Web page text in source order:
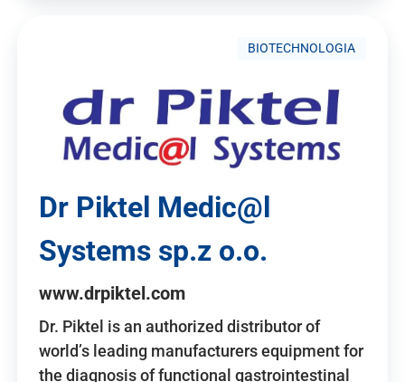
BIOTECHNOLOGIA
Dr Piktel Medic@l
Systems sp.z o.o.
www.drpiktel.com
Dr. Piktel is an authorized distributor of
world’s leading manufacturers equipment for
the diagnosis of functional gastrointestinal